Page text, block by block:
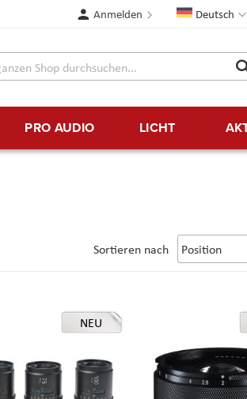
SpracheDeutsch
Anmelden
PRO AUDIO LICHT
Sortieren nach
NEU